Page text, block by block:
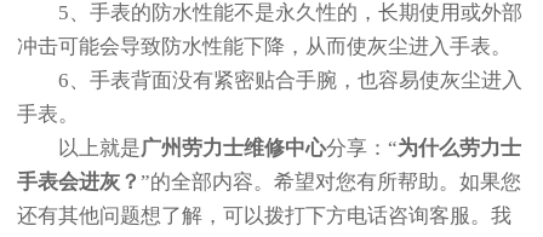
5、手表的防水性能不是永久性的，长期使用或外部
冲击可能会导致防水性能下降，从而使灰尘进入手表。
6、手表背面没有紧密贴合手腕，也容易使灰尘进入
手表。
以上就是广州劳力士维修中心分享：“为什么劳力士
手表会进灰？ ”的全部内容。希望对您有所帮助。如果您
还有其他问题想了解，可以拨打下方电话咨询客服。我